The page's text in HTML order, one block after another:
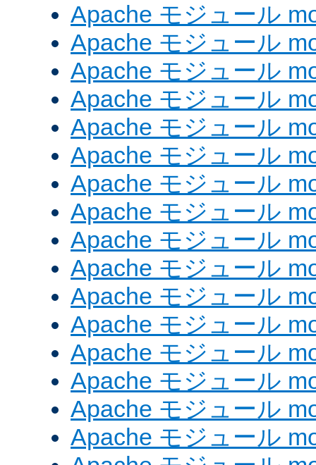
Apache モジュール
Apache モジュール
Apache モジュール
Apache モジュール
Apache モジュール
Apache モジュール
Apache モジュール
Apache モジュール
Apache モジュール
Apache モジュール
Apache モジュール
Apache モジュール
Apache モジュール
Apache モジュール
Apache モジュール
Apache モジュール